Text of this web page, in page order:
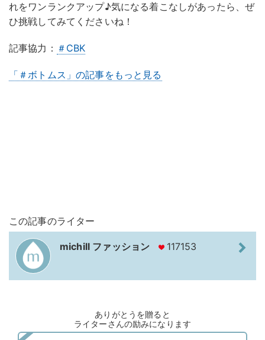
れをワンランクアップ♪気になる着こなしがあったら、ぜ
ひ挑戦してみてくださいね！
記事協力： ＃CBK
「＃ボトムス」の記事をもっと見る
この記事のライター
michill ファッション 117153
ありがとうを贈ると
ライターさんの励みになります